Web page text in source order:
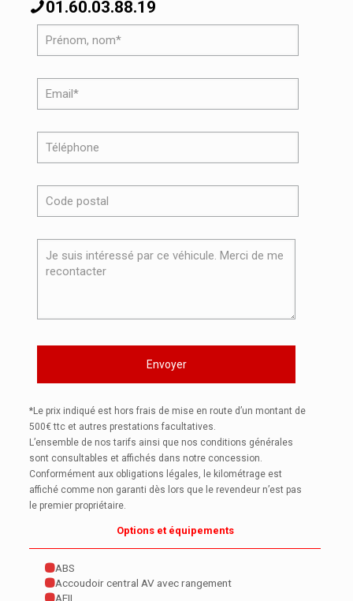
01.60.03.88.19
*Le prix indiqué est hors frais de mise en route d’un montant de
500€ ttc et autres prestations facultatives.
L’ensemble de nos tarifs ainsi que nos conditions générales
sont consultables et affichés dans notre concession.
Conformément aux obligations légales, le kilométrage est
affiché comme non garanti dès lors que le revendeur n’est pas
le premier propriétaire.
Options et équipements
ABS
Accoudoir central AV avec rangement
AFIL